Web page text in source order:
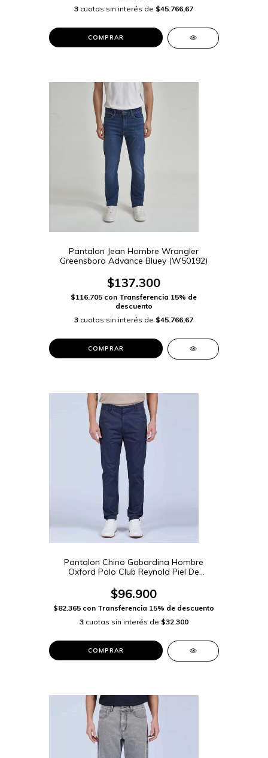
3 cuotas sin interés de $45.766,67
COMPRAR
Pantalon Jean Hombre Wrangler
Greensboro Advance Bluey (W50192)
$137.300
$116.705 con Transferencia 15% de
descuento
3 cuotas sin interés de $45.766,67
COMPRAR
Pantalon Chino Gabardina Hombre
Oxford Polo Club Reynold Piel De
$96.900
$82.365 con Transferencia 15% de descuento
3 cuotas sin interés de $32.300
COMPRAR